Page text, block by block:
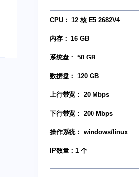
CPU： 12 核 E5 2682V4
内存： 16 GB
系统盘： 50 GB
数据盘： 120 GB
上行带宽： 20 Mbps
下行带宽： 200 Mbps
操作系统： windows/linux
IP数量：1 个